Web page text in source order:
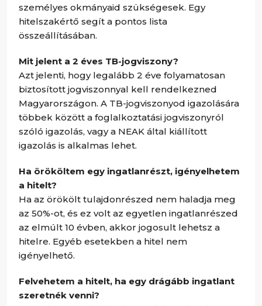
személyes okmányaid szükségesek. Egy
hitelszakértő segít a pontos lista
összeállításában.
Mit jelent a 2 éves TB-jogviszony?
Azt jelenti, hogy legalább 2 éve folyamatosan
biztosított jogviszonnyal kell rendelkezned
Magyarországon. A TB-jogviszonyod igazolására
többek között a foglalkoztatási jogviszonyról
szóló igazolás, vagy a NEAK által kiállított
igazolás is alkalmas lehet.
Ha örököltem egy ingatlanrészt, igényelhetem
a hitelt?
Ha az örökölt tulajdonrészed nem haladja meg
az 50%-ot, és ez volt az egyetlen ingatlanrészed
az elmúlt 10 évben, akkor jogosult lehetsz a
hitelre. Egyéb esetekben a hitel nem
igényelhető.
Felvehetem a hitelt, ha egy drágább ingatlant
szeretnék venni?